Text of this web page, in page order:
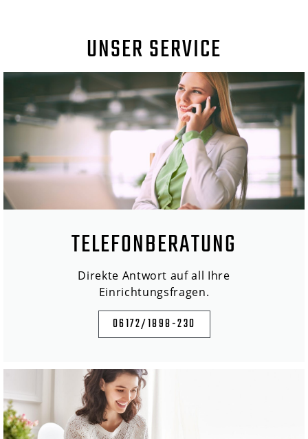
UNSER SERVICE
TELEFONBERATUNG
Direkte Antwort auf all Ihre
Einrichtungsfragen.
06172/1898-230